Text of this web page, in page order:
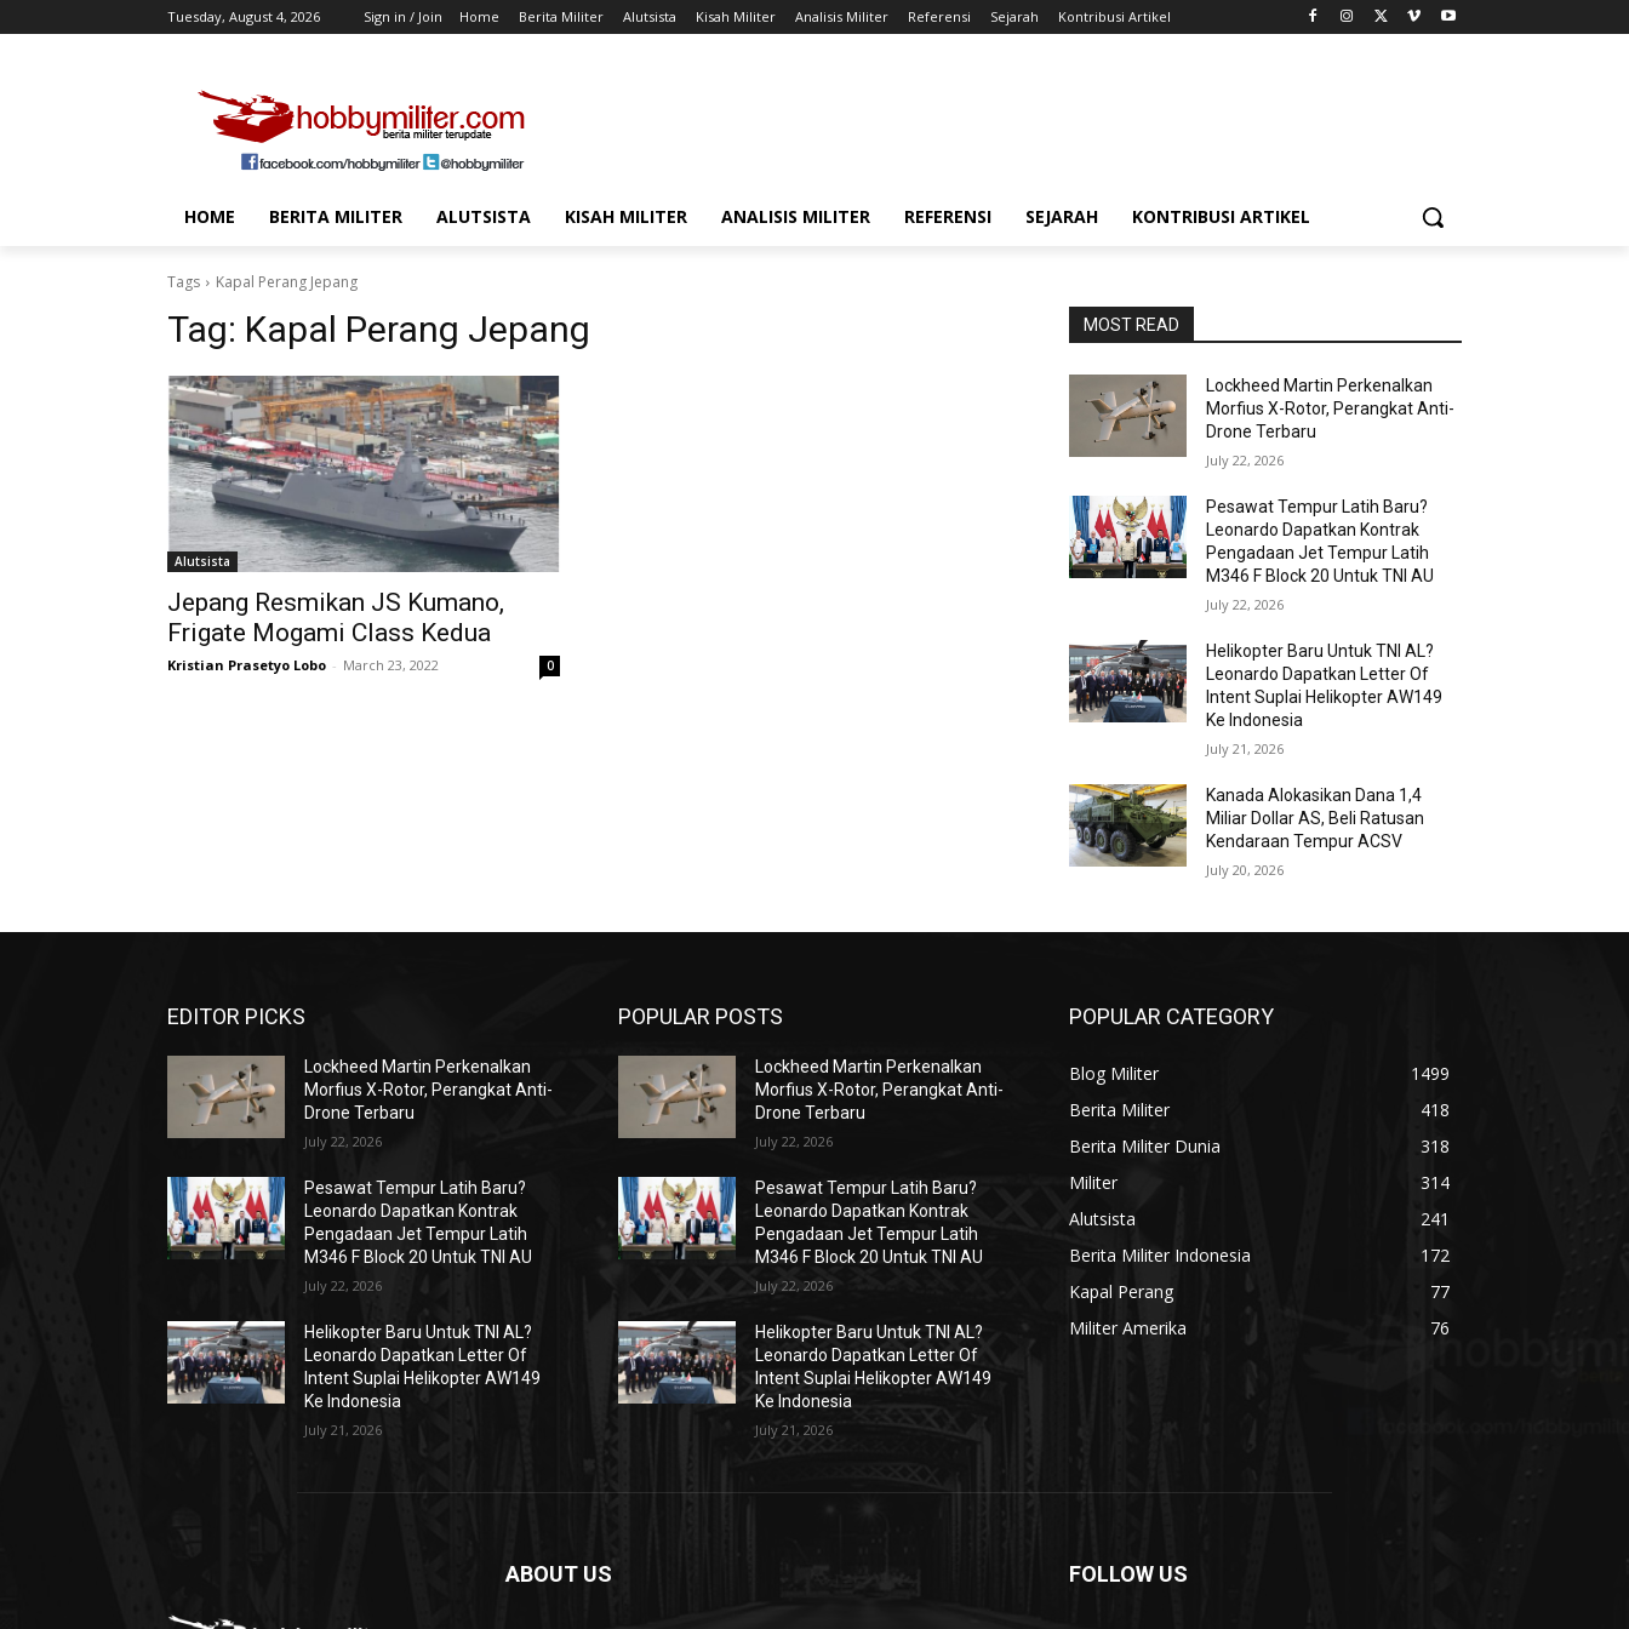
Tuesday, August 4, 2026 Sign in / Join Home Berita Militer Alutsista Kisah Militer Analisis Militer Referensi Sejarah Kontribusi Artikel
HOME BERITA MILITER ALUTSISTA KISAH MILITER ANALISIS MILITER REFERENSI SEJARAH KONTRIBUSI ARTIKEL
Tags Kapal Perang Jepang
Tag: Kapal Perang Jepang
Alutsista
Jepang Resmikan JS Kumano,
Frigate Mogami Class Kedua
Kristian Prasetyo Lobo - March 23, 2022 0
MOST READ
Lockheed Martin Perkenalkan
Morfius X-Rotor, Perangkat Anti-
Drone Terbaru
July 22, 2026
Pesawat Tempur Latih Baru?
Leonardo Dapatkan Kontrak
Pengadaan Jet Tempur Latih
M346 F Block 20 Untuk TNI AU
July 22, 2026
Helikopter Baru Untuk TNI AL?
Leonardo Dapatkan Letter Of
Intent Suplai Helikopter AW149
Ke Indonesia
July 21, 2026
Kanada Alokasikan Dana 1,4
Miliar Dollar AS, Beli Ratusan
Kendaraan Tempur ACSV
July 20, 2026
EDITOR PICKS
Lockheed Martin Perkenalkan
Morfius X-Rotor, Perangkat Anti-
Drone Terbaru
July 22, 2026
Pesawat Tempur Latih Baru?
Leonardo Dapatkan Kontrak
Pengadaan Jet Tempur Latih
M346 F Block 20 Untuk TNI AU
July 22, 2026
Helikopter Baru Untuk TNI AL?
Leonardo Dapatkan Letter Of
Intent Suplai Helikopter AW149
Ke Indonesia
July 21, 2026
POPULAR POSTS
Lockheed Martin Perkenalkan
Morfius X-Rotor, Perangkat Anti-
Drone Terbaru
July 22, 2026
Pesawat Tempur Latih Baru?
Leonardo Dapatkan Kontrak
Pengadaan Jet Tempur Latih
M346 F Block 20 Untuk TNI AU
July 22, 2026
Helikopter Baru Untuk TNI AL?
Leonardo Dapatkan Letter Of
Intent Suplai Helikopter AW149
Ke Indonesia
July 21, 2026
POPULAR CATEGORY
Blog Militer
1499
Berita Militer
418
Berita Militer Dunia
318
Militer
314
Alutsista
241
Berita Militer Indonesia
172
Kapal Perang
77
Militer Amerika
76
ABOUT US FOLLOW US